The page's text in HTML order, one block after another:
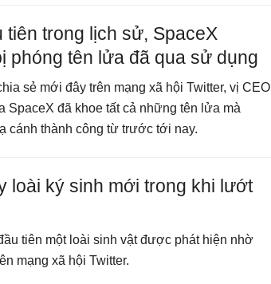
tiên trong lịch sử, SpaceX
phóng tên lửa đã qua sử dụng
sẻ mới đây trên mạng xã hội Twitter, vị CEO
SpaceX đã khoe tất cả những tên lửa mà
cánh thành công từ trước tới nay.
loài ký sinh mới trong khi lướt
tiên một loài sinh vật được phát hiện nhờ
mạng xã hội Twitter.